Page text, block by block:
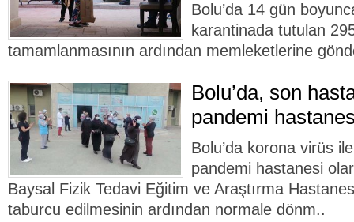
Bolu’da 14 gün
karantinada tutulan
tamamlanmasının ardından memleketlerine
Bolu’da, son
pandemi
Bolu’da korona virüs
pandemi hastanesi
Baysal Fizik Tedavi Eğitim ve Araştırma
taburcu edilmesinin ardından normale dönm..